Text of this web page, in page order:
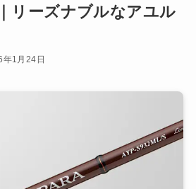
リーズナブルなアユル
年1月24日